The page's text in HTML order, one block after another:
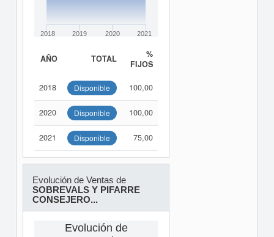
2018 2019 2020 2021
AÑO TOTAL
%
FIJOS
2018 Disponible 100,00
2020 Disponible 100,00
2021 Disponible 75,00
Evolución de Ventas de
SOBREVALS Y PIFARRE
CONSEJERO...
Evolución de